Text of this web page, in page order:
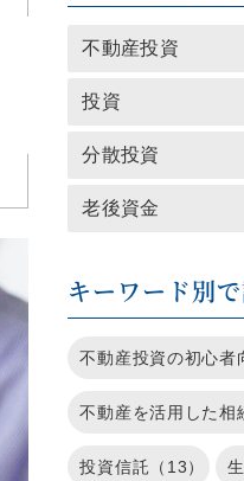
不動産投資
投資
分散投資
老後資金
キーワード別
不動産投資の初心者
不動産を活用した相
投資信託（13）